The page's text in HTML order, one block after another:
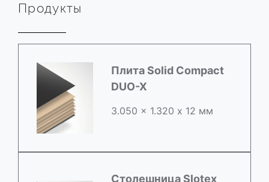
Продукты
Плита Solid Compact
DUO-X
3.050 x 1.320 х 12 мм
Столешница Slotex